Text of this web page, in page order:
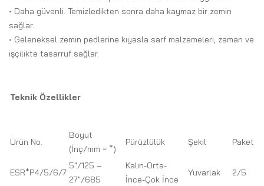
• Daha güvenli. Temizledikten sonra daha kaymaz bir zemin
sağlar.
• Geleneksel zemin pedlerine kıyasla sarf malzemeleri, zaman ve
işçilikte tasarruf sağlar.
Teknik Özellikler
Ürün No.
Boyut
(İnç/mm = *)
Pürüzlülük Şekil Paket
ESR*P4/5/6/7
5″/125 –
27″/685
Kalın-Orta-
İnce-Çok İnce
Yuvarlak 2/5